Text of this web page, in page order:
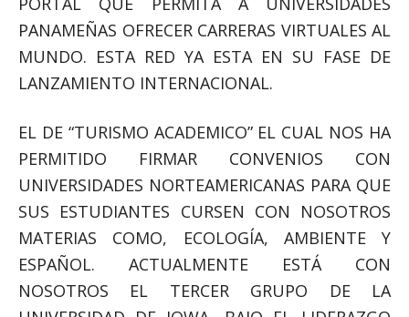
PANAMEÑAS OFRECER CARRERAS VIRTUALES AL
MUNDO. ESTA RED YA ESTA EN SU FASE DE
LANZAMIENTO INTERNACIONAL.
EL DE “TURISMO ACADEMICO” EL CUAL NOS HA
PERMITIDO FIRMAR CONVENIOS CON
UNIVERSIDADES NORTEAMERICANAS PARA QUE
SUS ESTUDIANTES CURSEN CON NOSOTROS
MATERIAS COMO, ECOLOGÍA, AMBIENTE Y
ESPAÑOL. ACTUALMENTE ESTÁ CON
NOSOTROS EL TERCER GRUPO DE LA